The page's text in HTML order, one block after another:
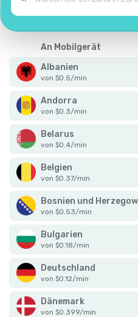
An Mobilgerät
Albanien
von $0.5/min
Andorra
von $0.3/min
Belarus
von $0.4/min
Belgien
von $0.37/min
Bosnien und
von $0.53/min
Bulgarien
von $0.18/min
Deutschland
von $0.12/min
Dänemark
von $0.399/min